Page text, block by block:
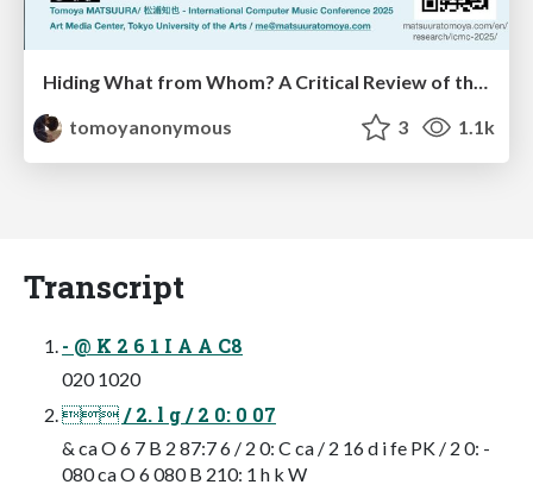
Hiding What from Whom? A Critical Review of the History of Programming languages for Music
tomoyanonymous
3 1.1k
Transcript
- @ K 2 6 1 I A A C8
020 1020
 / 2. l g / 2 0: 0 07
& ca O 6 7 B 2 87:7 6 / 2 0: C ca / 2 16 d i fe PK / 2 0: -
080 ca O 6 080 B 210: 1 h k W